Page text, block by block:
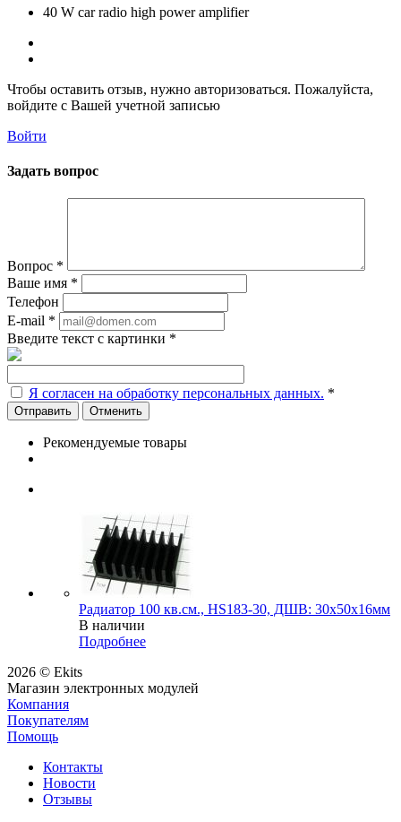
40 W car radio high power amplifier
Чтобы оставить отзыв, нужно авторизоваться. Пожалуйста,
войдите с Вашей учетной записью
Войти
Задать вопрос
Вопрос *
Ваше имя *
Телефон
E-mail *
Введите текст с картинки *
Я согласен на обработку персональных данных. *
Отменить
Рекомендуемые товары
Радиатор 100 кв.см., HS183-30, ДШВ: 30x50x16мм
В наличии
Подробнее
2026 © Ekits
Магазин электронных модулей
Компания
Покупателям
Помощь
Контакты
Новости
Отзывы